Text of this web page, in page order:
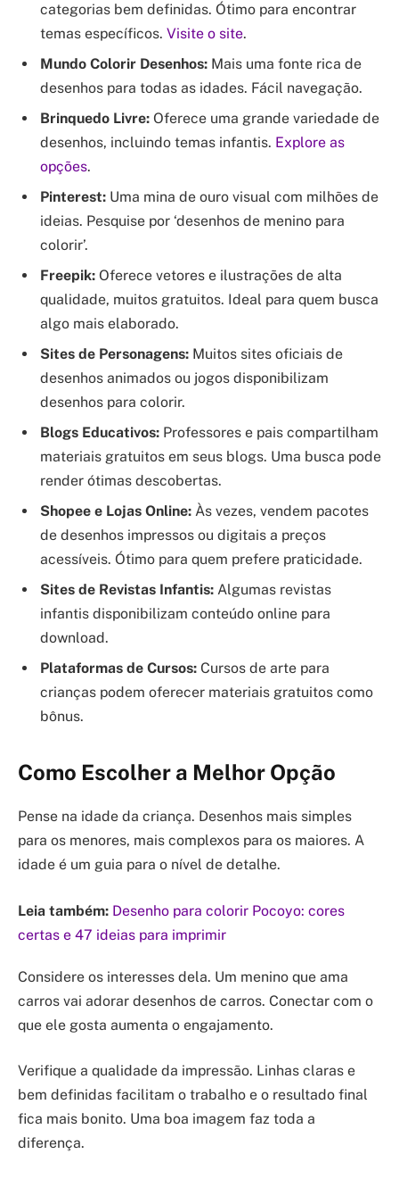
categorias bem definidas. Ótimo para encontrar
temas específicos. Visite o site.
Mundo Colorir Desenhos: Mais uma fonte rica de
desenhos para todas as idades. Fácil navegação.
Brinquedo Livre: Oferece uma grande variedade de
desenhos, incluindo temas infantis. Explore as
opções.
Pinterest: Uma mina de ouro visual com milhões de
ideias. Pesquise por ‘desenhos de menino para
colorir’.
Freepik: Oferece vetores e ilustrações de alta
qualidade, muitos gratuitos. Ideal para quem busca
algo mais elaborado.
Sites de Personagens: Muitos sites oficiais de
desenhos animados ou jogos disponibilizam
desenhos para colorir.
Blogs Educativos: Professores e pais compartilham
materiais gratuitos em seus blogs. Uma busca pode
render ótimas descobertas.
Shopee e Lojas Online: Às vezes, vendem pacotes
de desenhos impressos ou digitais a preços
acessíveis. Ótimo para quem prefere praticidade.
Sites de Revistas Infantis: Algumas revistas
infantis disponibilizam conteúdo online para
download.
Plataformas de Cursos: Cursos de arte para
crianças podem oferecer materiais gratuitos como
bônus.
Como Escolher a Melhor Opção
Pense na idade da criança. Desenhos mais simples
para os menores, mais complexos para os maiores. A
idade é um guia para o nível de detalhe.
Leia também: Desenho para colorir Pocoyo: cores
certas e 47 ideias para imprimir
Considere os interesses dela. Um menino que ama
carros vai adorar desenhos de carros. Conectar com o
que ele gosta aumenta o engajamento.
Verifique a qualidade da impressão. Linhas claras e
bem definidas facilitam o trabalho e o resultado final
fica mais bonito. Uma boa imagem faz toda a
diferença.